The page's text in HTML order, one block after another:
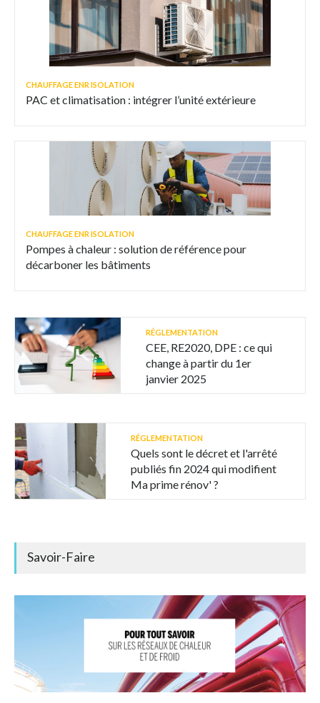
CHAUFFAGE ENR ISOLATION
PAC et climatisation : intégrer l’unité extérieure
CHAUFFAGE ENR ISOLATION
Pompes à chaleur : solution de référence pour
décarboner les bâtiments
RÉGLEMENTATION
CEE, RE2020, DPE : ce qui
change à partir du 1er
janvier 2025
RÉGLEMENTATION
Quels sont le décret et l'arrêté
publiés fin 2024 qui modifient
Ma prime rénov' ?
Savoir-Faire